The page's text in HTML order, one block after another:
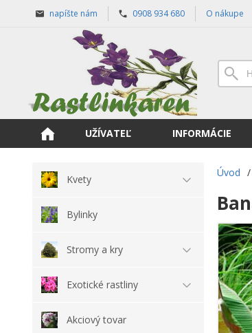
napíšte nám 0908 934 680 O nákupe
UŽÍVATEĽ INFORMÁCIE
Kvety
Bylinky
Stromy a kry
Exotické rastliny
Akciový tovar
Úvod /